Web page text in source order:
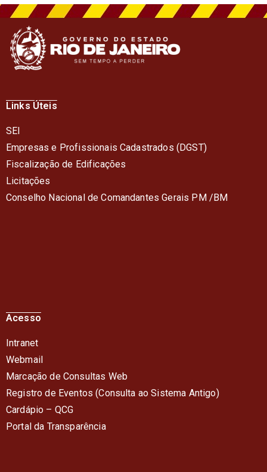
Links Úteis
SEI
Empresas e Profissionais Cadastrados (DGST)
Fiscalização de Edificações
Licitações
Conselho Nacional de Comandantes Gerais PM /BM
Acesso
Intranet
Webmail
Marcação de Consultas Web
Registro de Eventos (Consulta ao Sistema Antigo)
Cardápio – QCG
Portal da Transparência